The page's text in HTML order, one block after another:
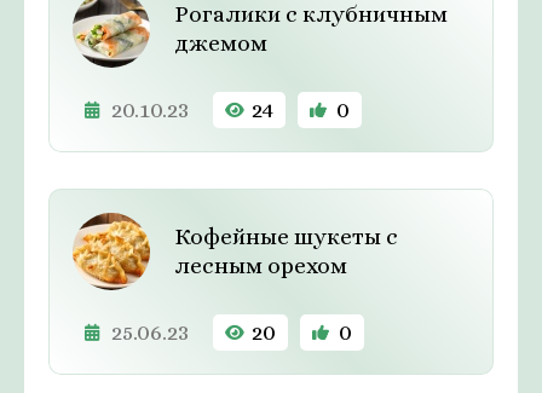
Рогалики с клубничным
джемом
20.10.23 24 0
Кофейные шукеты с
лесным орехом
25.06.23 20 0